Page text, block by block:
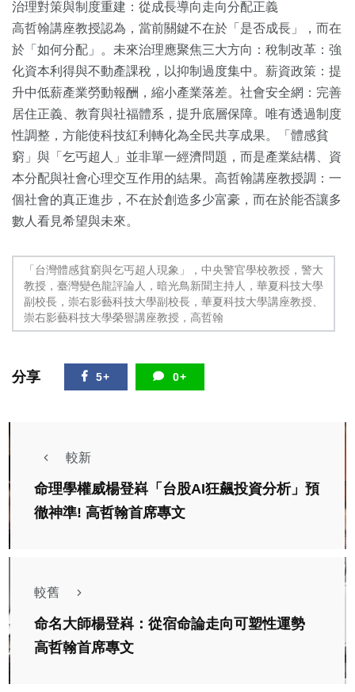
治理對策與制度重建：從成長導向走向分配正義
高哲翰講座教授認為，當前關鍵不在於「是否成長」，而在
於「如何分配」。未來治理應聚焦三大方向：稅制改革：強
化資本利得與不動產課稅，以抑制過度集中。薪資政策：提
升中低薪產業勞動報酬，縮小產業落差。社會安全網：完善
居住正義、教育與社福體系，提升底層保障。唯有透過制度
性調整，方能使科技紅利轉化為全民共享成果。「體感貧
窮」與「乞丐超人」並非單一經濟問題，而是產業結構、資
本分配與社會心理交互作用的結果。高哲翰講座教授調：一
個社會的真正進步，不在於創造多少富豪，而在於能否讓多
數人看見希望與未來。
「台灣體感貧窮與乞丐超人現象」，中央警官學校教授，警大
教授，臺灣變色龍評論人，暗光鳥新聞主持人，華夏科技大學
副校長，崇右影藝科技大學副校長，華夏科技大學講座教授、
崇右影藝科技大學榮譽講座教授，高哲翰
分享 5+ 0+
較新
命理學權威楊登嵙「台股AI狂飆投資分析」預
徹神準! 高哲翰首席專文
較舊
命名大師楊登嵙：從宿命論走向可塑性運勢
高哲翰首席專文
專欄